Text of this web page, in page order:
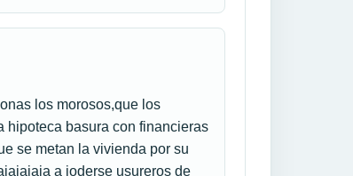
los morosos,que los
hipoteca basura con financieras
se metan la vivienda por su
a joderse usureros de